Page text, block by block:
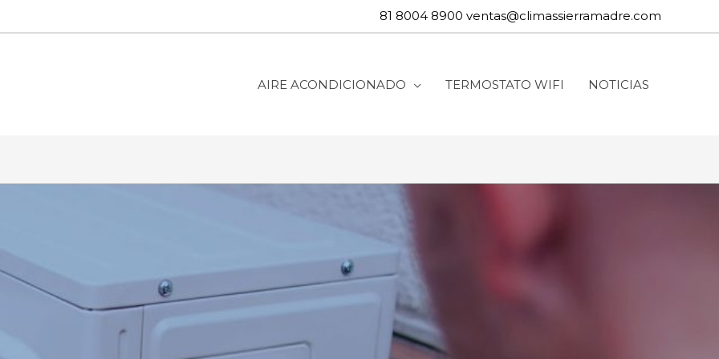
81 8004 8900 ventas@climassierramadre.com
AIRE ACONDICIONADO TERMOSTATO WIFI NOTICIAS